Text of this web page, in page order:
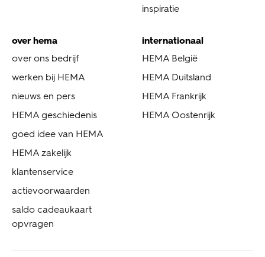
inspiratie
over hema
over ons bedrijf
werken bij HEMA
nieuws en pers
HEMA geschiedenis
goed idee van HEMA
HEMA zakelijk
klantenservice
actievoorwaarden
saldo cadeaukaart
opvragen
internationaal
HEMA België
HEMA Duitsland
HEMA Frankrijk
HEMA Oostenrijk